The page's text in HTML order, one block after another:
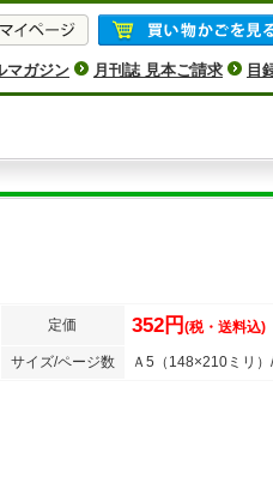
マガジン 月刊誌 見本ご請求 目
定価 352円 (税・送料込)
サイズ/ページ数 Ａ5（148×210ミリ